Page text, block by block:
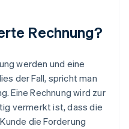
Rechnung?
werden und eine
der Fall, spricht man
Eine Rechnung wird zur
vermerkt ist, dass die
die Forderung